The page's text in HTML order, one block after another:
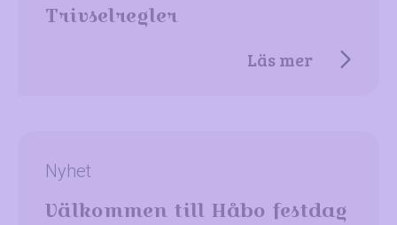
Trivselregler
Läs mer
Nyhet
Välkommen till Håbo festdag